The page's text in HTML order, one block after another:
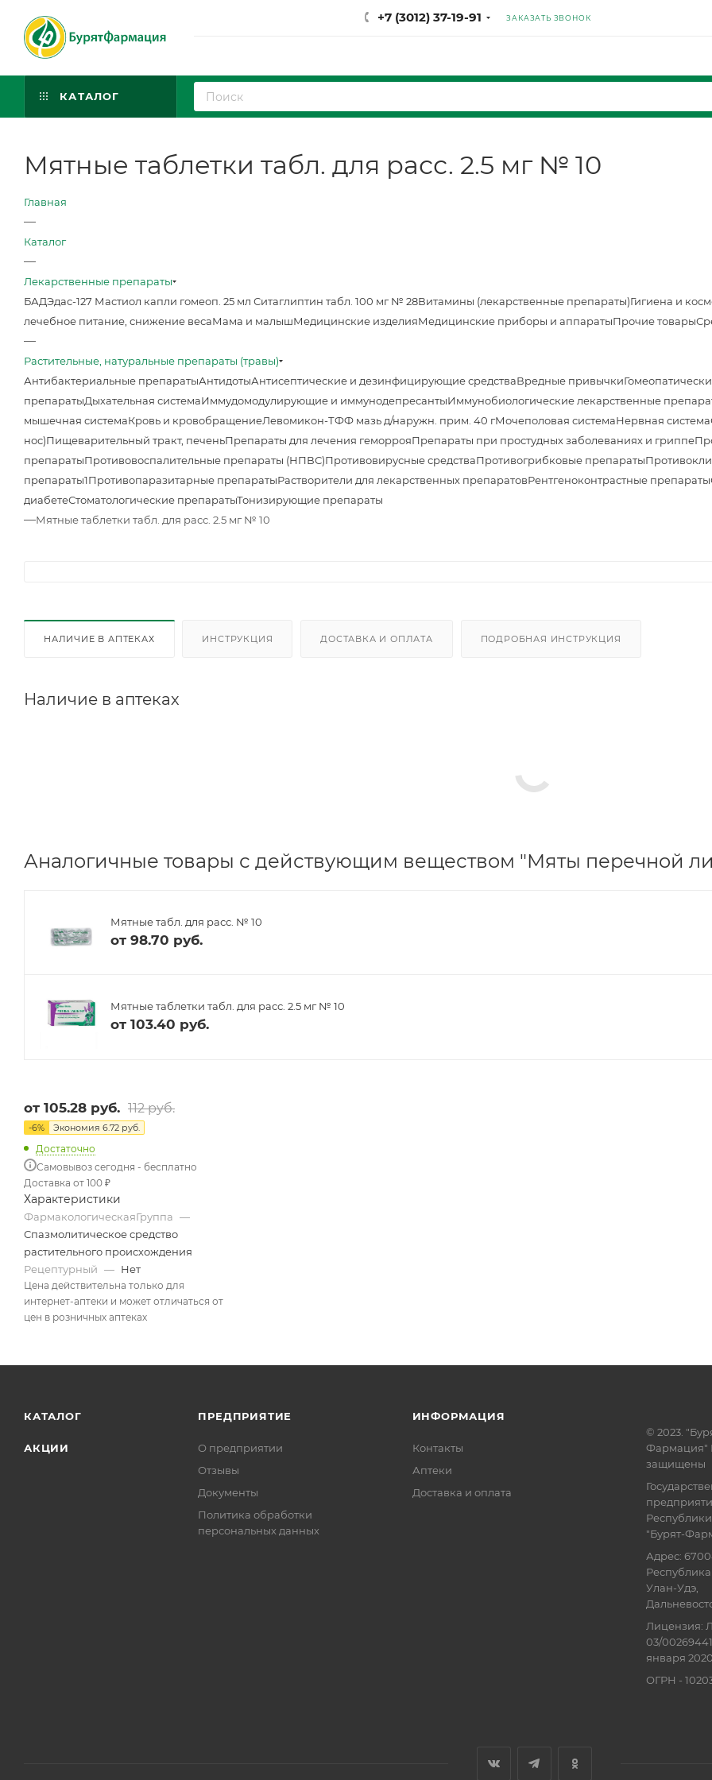
+7 (3012) 37-19-91 ЗАКАЗАТЬ ЗВОНОК
КАТАЛОГ
Мятные таблетки табл. для расс. 2.5 мг № 10
Главная
—
Каталог
—
Лекарственные препараты
БАДЭдас-127 Мастиол капли гомеоп. 25 мл Ситаглиптин табл. 100 мг № 28Витамины (лекарственные препараты)Гигиена и
лечебное питание, снижение весаМама и малышМедицинские изделияМедицинские приборы и аппаратыПрочие товары
—
Растительные, натуральные препараты (травы)
Антибактериальные препаратыАнтидотыАнтисептические и дезинфицирующие средстваВредные привычки
препаратыДыхательная системаИммудомодулирующие и иммунодепресантыИммунобиологические лекарственные
мышечная системаКровь и кровобращениеЛевомикон-ТФФ мазь д/наружн. прим. 40 гМочеполовая системаНервная система
нос)Пищеварительный тракт, печеньПрепараты для лечения геморрояПрепараты при простудных заболеваниях и гриппе
препаратыПротивовоспалительные препараты (НПВС)Противовирусные средстваПротивогрибковые препараты
препараты1Противопаразитарные препаратыРастворители для лекарственных препаратовРентгеноконтрастные препараты
диабетеСтоматологические препаратыТонизирующие препараты
—Мятные таблетки табл. для расс. 2.5 мг № 10
НАЛИЧИЕ В АПТЕКАХ ИНСТРУКЦИЯ ДОСТАВКА И ОПЛАТА ПОДРОБНАЯ ИНСТРУКЦИЯ
Наличие в аптеках
Аналогичные товары с действующим веществом "Мяты перечной
Мятные табл. для расс. № 10
от 98.70 руб.
Мятные таблетки табл. для расс. 2.5 мг № 10
от 103.40 руб.
от 105.28 руб. 112 руб.
-6% Экономия 6.72 руб.
Достаточно
Самовывоз сегодня - бесплатно
Доставка от 100 ₽
Характеристики
ФармакологическаяГруппа —
Спазмолитическое средство
растительного происхождения
Рецептурный — Нет
Цена действительна только для
интернет-аптеки и может отличаться от
цен в розничных аптеках
КАТАЛОГ
АКЦИИ
ПРЕДПРИЯТИЕ
О предприятии
Отзывы
Документы
Политика обработки
персональных данных
ИНФОРМАЦИЯ
Контакты
Аптеки
Доставка и оплата
© 2023.
Фармация"
защищены
"Бурят-
Адрес:
Республика
Улан-Удэ,
Лицензия:
03/
января
ОГРН -